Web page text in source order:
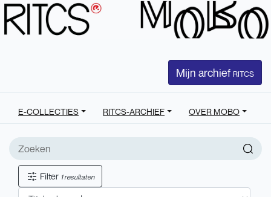
Mijn archief RITCS
E-COLLECTIES RITCS-ARCHIEF OVER MOBO
Filter 1 resultaten